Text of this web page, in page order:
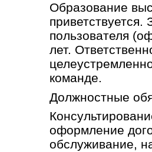
Образование
пользователя
лет.
команде.
Должностные
оформление
обслуживание,